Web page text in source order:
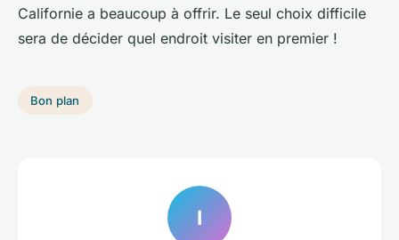
Californie a beaucoup à offrir. Le seul choix difficile
sera de décider quel endroit visiter en premier !
Bon plan
I